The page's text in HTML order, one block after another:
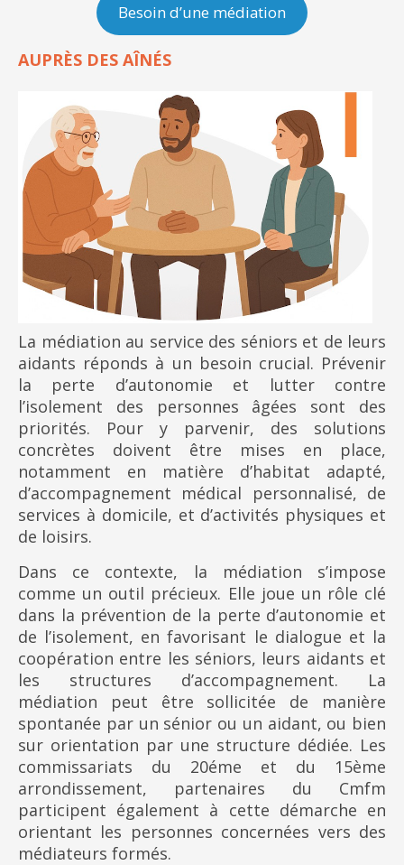
Besoin d’une médiation
AUPRÈS DES AÎNÉS
La médiation au service des séniors et de leurs
aidants réponds à un besoin crucial. Prévenir
la perte d’autonomie et lutter contre
l’isolement des personnes âgées sont des
priorités. Pour y parvenir, des solutions
concrètes doivent être mises en place,
notamment en matière d’habitat adapté,
d’accompagnement médical personnalisé, de
services à domicile, et d’activités physiques et
de loisirs.
Dans ce contexte, la médiation s’impose
comme un outil précieux. Elle joue un rôle clé
dans la prévention de la perte d’autonomie et
de l’isolement, en favorisant le dialogue et la
coopération entre les séniors, leurs aidants et
les structures d’accompagnement. La
médiation peut être sollicitée de manière
spontanée par un sénior ou un aidant, ou bien
sur orientation par une structure dédiée. Les
commissariats du 20éme et du 15ème
arrondissement, partenaires du Cmfm
participent également à cette démarche en
orientant les personnes concernées vers des
médiateurs formés.